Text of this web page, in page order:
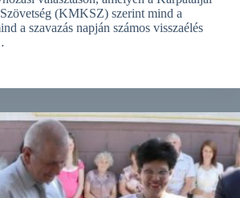
(KMKSZ) szerint mind a
a szavazás napján számos visszaélés